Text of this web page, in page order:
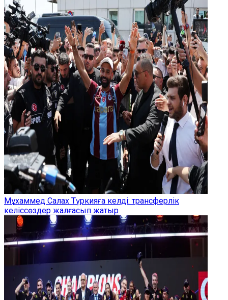
Мұхаммед Салах Түркияға келді: трансферлік
келіссөздер жалғасып жатыр